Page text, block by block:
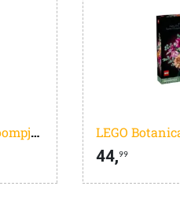
LEGO Icons Bonsaiboompje - 10281 - Botanical Collection
44,99